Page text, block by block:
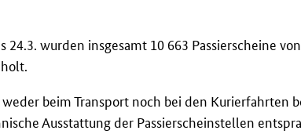
24.3. wurden insgesamt 10 663 Passierscheine
beim Transport noch bei den Kurierfahrten
Ausstattung der Passierscheinstellen